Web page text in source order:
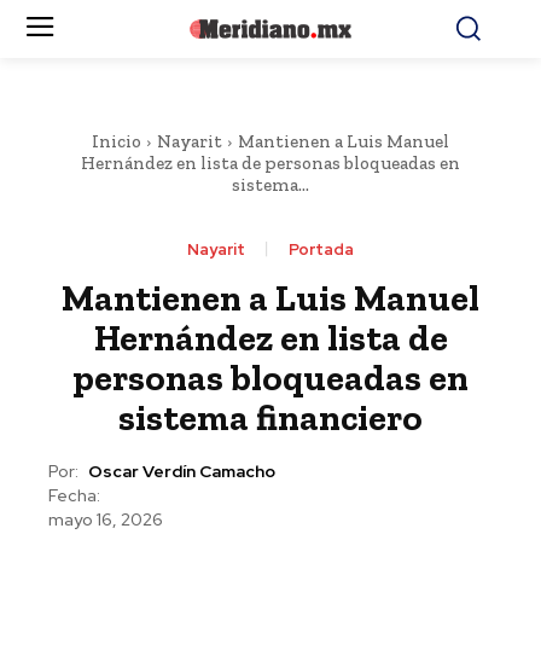
Inicio Nayarit
Mantienen a Luis Manuel
Hernández en lista de personas bloqueadas en
sistema...
Nayarit Portada
Mantienen a Luis Manuel
Hernández en lista de
personas bloqueadas en
sistema financiero
Por: Oscar Verdín Camacho
Fecha:
mayo 16, 2026